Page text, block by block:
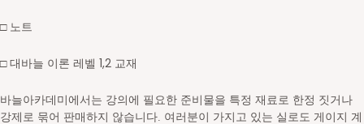
□ 노트
□ 대바늘 이론 레벨 1,2 교재
바늘아카데미에서는 강의에 필요한 준비물을 특정 재료로 한정 짓거나
강제로 묶어 판매하지 않습니다. 여러분이 가지고 있는 실로도 게이지 계